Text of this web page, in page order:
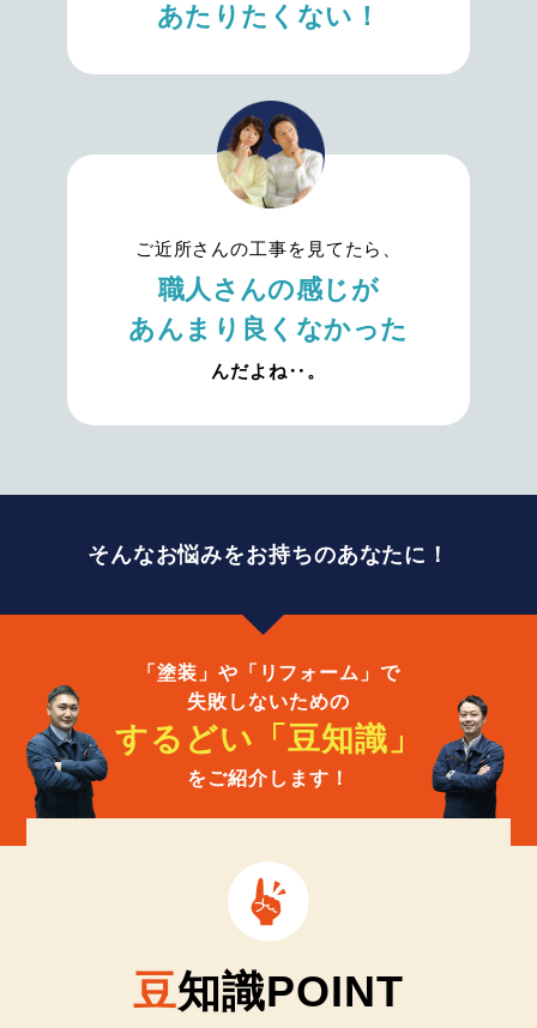
あたりたくない！
ご近所さんの工事を見てたら、
職人さんの感じが
あんまり良くなかった
んだよね‥。
そんなお悩みをお持ちのあなたに！
「塗装」や「リフォーム」で
失敗しないための
するどい「豆知識」
をご紹介します！
豆知識POINT